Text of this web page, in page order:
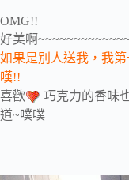
OMG!!
好美啊
如果是別人送我，我
嘆!!
喜歡
巧克力的香味
道~噗噗